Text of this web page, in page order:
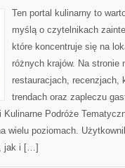
Ten portal kulinarny to
myślą o czytelnikach
które koncentruje się na
różnych krajów. Na stronie
restauracjach, recenzjach,
trendach oraz zapleczu
Podróże
wielu poziomach.
jak i […]